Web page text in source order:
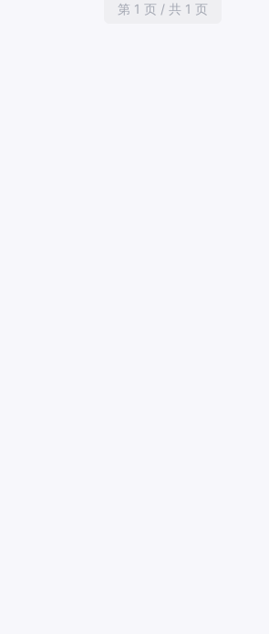
第 1 页 / 共 1 页